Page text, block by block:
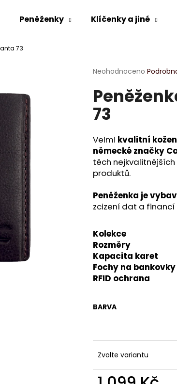
Peněženky Klíčenky a jiné
73
Průměrné
produktu
je
0,0
z
hvězdiček.
Neohodnoceno
73
Velmi kvalitní
německé značky
těch
produktů.
Peněženka je
zcizení dat a
Kolekce
Rozměry
Kapacita karet
Fochy na bankovky
RFID ochrana
BARVA
Zvolte variantu
potřebujete najít?
HLEDAT
Doporučujeme